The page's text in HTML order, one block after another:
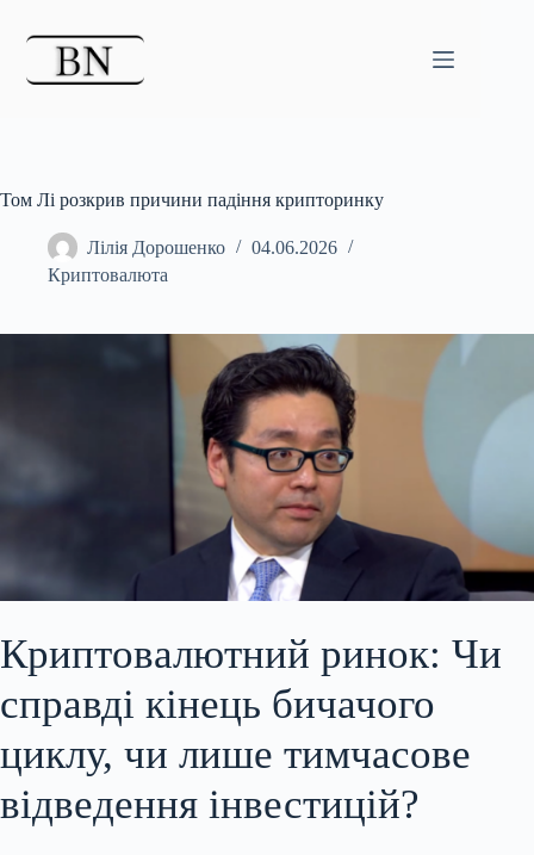
Том Лі розкрив причини падіння крипторинку
Лілія Дорошенко
04.06.2026
Криптовалюта
Криптовалютний ринок: Чи
справді кінець бичачого
циклу, чи лише тимчасове
відведення інвестицій?